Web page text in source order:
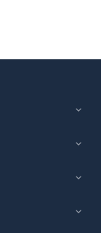



